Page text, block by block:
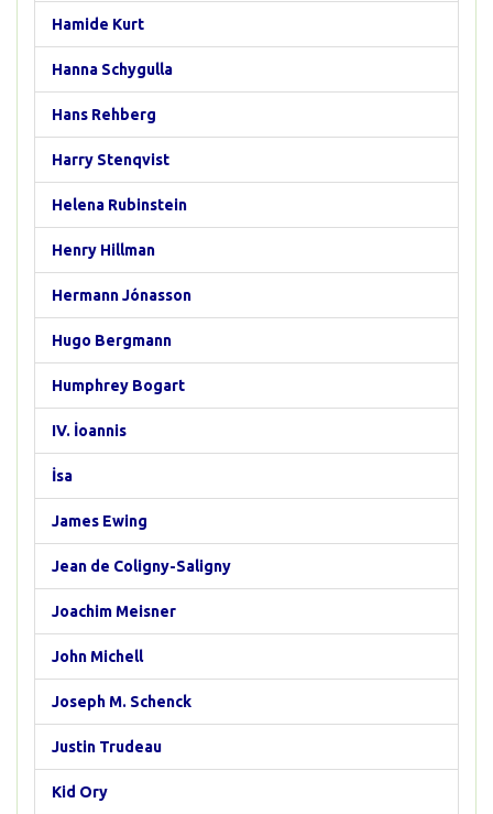
Hamide Kurt
Hanna Schygulla
Hans Rehberg
Harry Stenqvist
Helena Rubinstein
Henry Hillman
Hermann Jónasson
Hugo Bergmann
Humphrey Bogart
IV. İoannis
İsa
James Ewing
Jean de Coligny-Saligny
Joachim Meisner
John Michell
Joseph M. Schenck
Justin Trudeau
Kid Ory